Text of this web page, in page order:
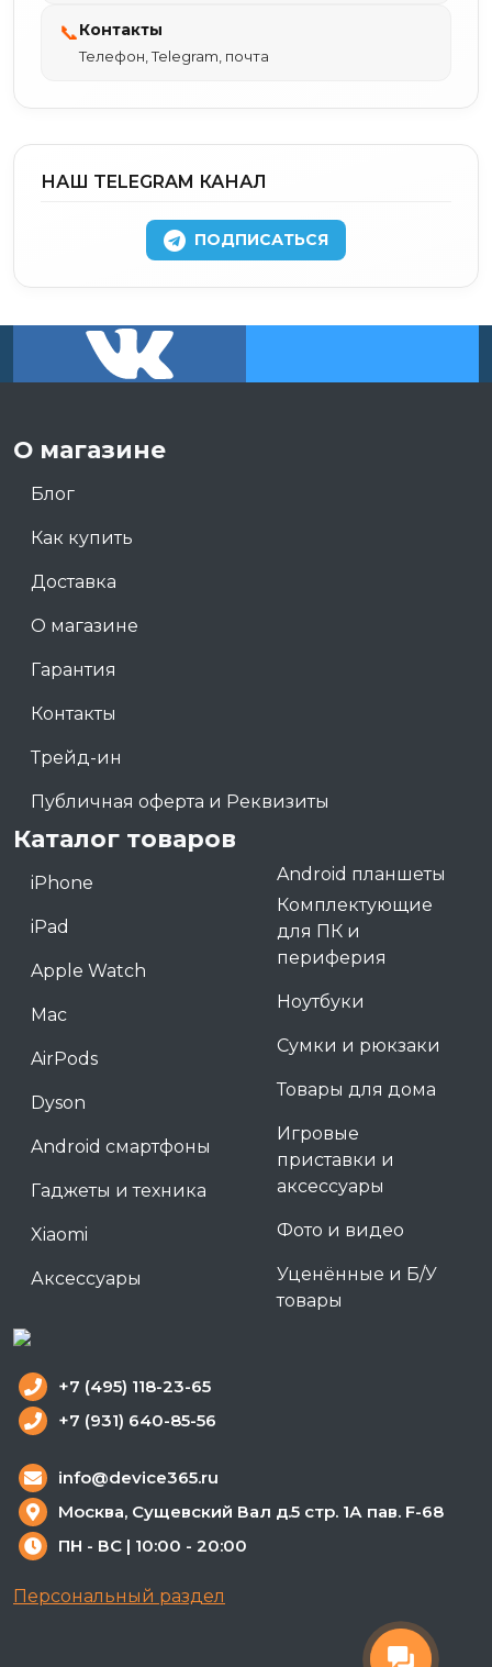
📞Контакты
Телефон, Telegram, почта
НАШ TELEGRAM КАНАЛ
ПОДПИСАТЬСЯ
О магазине
Блог
Как купить
Доставка
О магазине
Гарантия
Контакты
Трейд-ин
Публичная оферта и Реквизиты
Каталог товаров
iPhone
iPad
Apple Watch
Mac
AirPods
Dyson
Android смартфоны
Гаджеты и техника
Xiaomi
Аксессуары
Android планшеты
Комплектующие
для ПК и
периферия
Ноутбуки
Сумки и рюкзаки
Товары для дома
Игровые
приставки и
аксессуары
Фото и видео
Уценённые и Б/У
товары
+7 (495) 118-23-65
+7 (931) 640-85-56
info@device365.ru
Москва, Сущевский Вал д.5 стр. 1А пав. F-68
ПН - ВС | 10:00 - 20:00
Персональный раздел